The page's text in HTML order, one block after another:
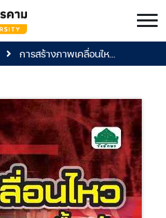
การสร้างภาพเคลื่อนไห...